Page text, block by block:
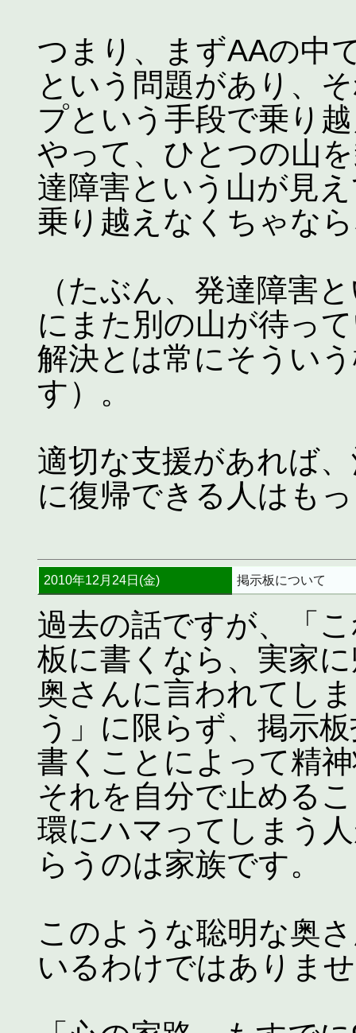
つまり、まずAAの中
という問題があり、
プという手段で乗り
やって、ひとつの山
達障害という山が見
乗り越えなくちゃな
（たぶん、発達障害
にまた別の山が待っ
解決とは常にそうい
す）。
適切な支援があれば
に復帰できる人はも
2010年12月24日(金) 掲示板について
過去の話ですが、「
板に書くなら、実家
奥さんに言われてし
う」に限らず、掲示
書くことによって精
それを自分で止める
環にハマってしまう
らうのは家族です。
このような聡明な奥
いるわけではありま